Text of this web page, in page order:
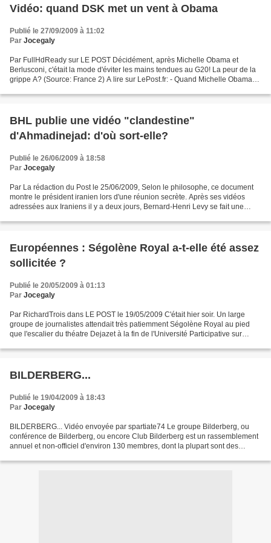
Vidéo: quand DSK met un vent à Obama
Publié le 27/09/2009 à 11:02
Par Jocegaly
Par FullHdReady sur LE POST Décidément, après Michelle Obama et
Berlusconi, c'était la mode d'éviter les mains tendues au G20! La peur de la
grippe A? (Source: France 2) A lire sur LePost.fr: - Quand Michelle Obama
BHL publie une vidéo "clandestine"
d'Ahmadinejad: d'où sort-elle?
Publié le 26/06/2009 à 18:58
Par Jocegaly
Par La rédaction du Post le 25/06/2009, Selon le philosophe, ce document
montre le président iranien lors d'une réunion secrète. Après ses vidéos
adressées aux Iraniens il y a deux jours, Bernard-Henri Levy se fait une
Européennes : Ségolène Royal a-t-elle été assez
sollicitée ?
Publié le 20/05/2009 à 01:13
Par Jocegaly
Par RichardTrois dans LE POST le 19/05/2009 C'était hier soir. Un large
groupe de journalistes attendait très patiemment Ségolène Royal au pied
que l'escalier du théatre Dejazet à la fin de l'Université Participative sur
BILDERBERG...
Publié le 19/04/2009 à 18:43
Par Jocegaly
BILDERBERG... Vidéo envoyée par spartiate74 Le groupe Bilderberg, ou
conférence de Bilderberg, ou encore Club Bilderberg est un rassemblement
annuel et non-officiel d'environ 130 membres, dont la plupart sont des